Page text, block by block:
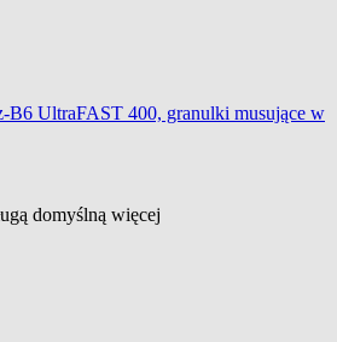
B6 UltraFAST 400, granulki musujące w
domyślną więcej